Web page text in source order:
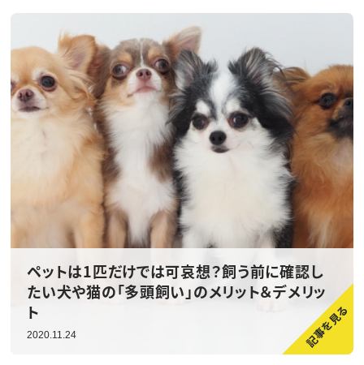
ペットは1匹だけでは可哀想？飼う前に確認し
たい犬や猫の「多頭飼い」のメリット＆デメリッ
ト
2020.11.24